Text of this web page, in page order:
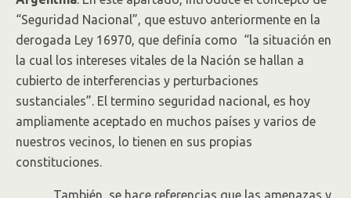
“Seguridad Nacional”, que estuvo anteriormente en la
derogada Ley 16970, que definía como “la situación en
la cual los intereses vitales de la Nación se hallan a
cubierto de interferencias y perturbaciones
sustanciales”. El termino seguridad nacional, es hoy
ampliamente aceptado en muchos países y varios de
nuestros vecinos, lo tienen en sus propias
constituciones.
También, se hace referencias que las amenazas y